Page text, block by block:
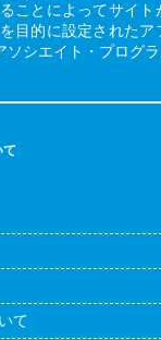
ことによってサイ
目的に設定された
シエイト・プログラ
て
て